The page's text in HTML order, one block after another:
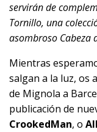
servirán de
Tornillo, una
asombroso Cabeza
Mientras
salgan a la luz, os
de Mignola a
publicación de
CrookedMan, o